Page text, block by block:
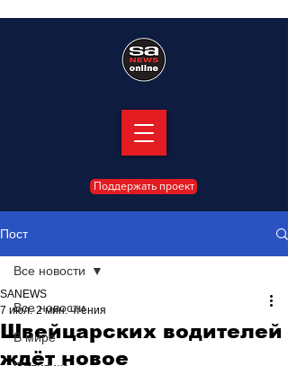
Поддержать проект
Пост
Все новости
В мире
Все новости
Швейцарских водителей
ждёт новое
SANEWS
7 июл. 2 мин. чтения